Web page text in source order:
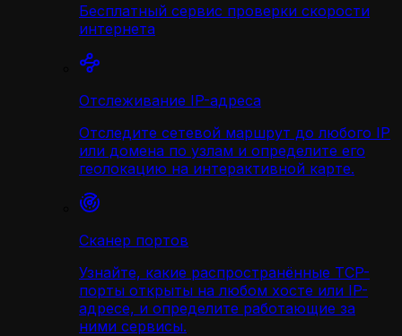
Бесплатный сервис проверки скорости
интернета
Отслеживание IP-адреса
Отследите сетевой маршрут до любого IP
или домена по узлам и определите его
геолокацию на интерактивной карте.
Сканер портов
Узнайте, какие распространённые TCP-
порты открыты на любом хосте или IP-
адресе, и определите работающие за
ними сервисы.